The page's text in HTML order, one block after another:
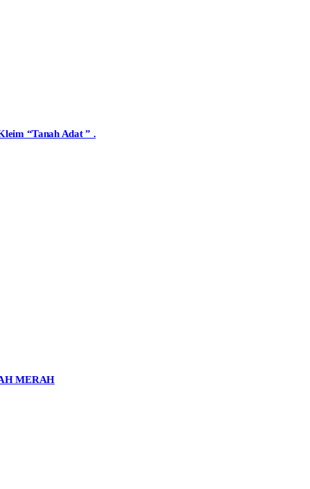
“Tanah Adat ” .
MERAH